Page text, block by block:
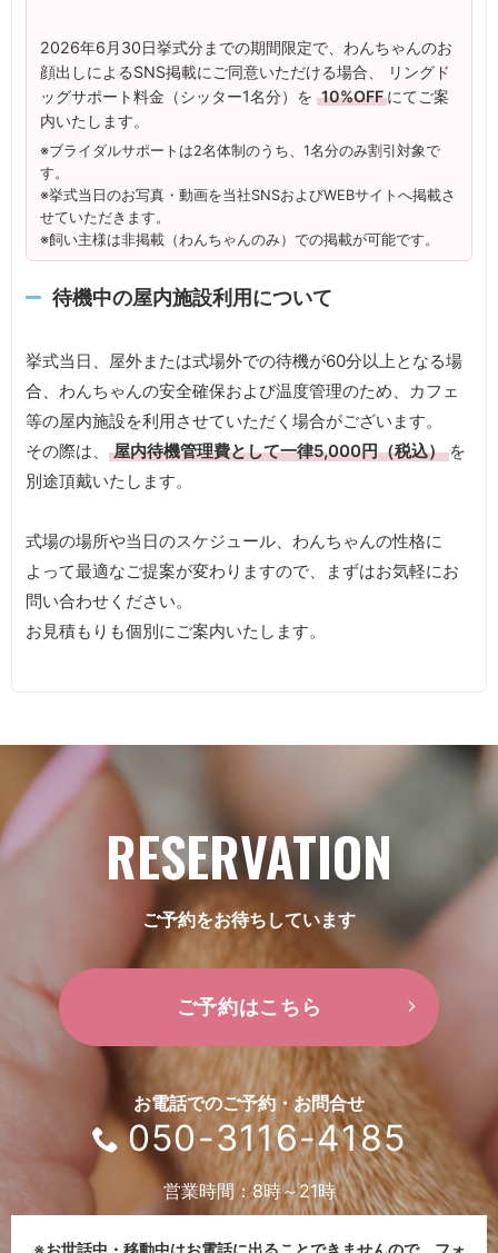
2026年6月30日挙式分までの期間限定で、わんちゃんのお
顔出しによるSNS掲載にご同意いただける場合、 リングド
ッグサポート料金（シッター1名分）を 10%OFF にてご案
内いたします。
※ブライダルサポートは2名体制のうち、1名分のみ割引対象で
す。
※挙式当日のお写真・動画を当社SNSおよびWEBサイトへ掲載さ
せていただきます。
※飼い主様は非掲載（わんちゃんのみ）での掲載が可能です。
待機中の屋内施設利用について
挙式当日、屋外または式場外での待機が60分以上となる場
合、わんちゃんの安全確保および温度管理のため、カフェ
等の屋内施設を利用させていただく場合がございます。
その際は、
屋内待機管理費として一律5,000円（税込）を
別途頂戴いたします。
式場の場所や当日のスケジュール、わんちゃんの性格に
よって最適なご提案が変わりますので、まずはお気軽にお
問い合わせください。
お見積もりも個別にご案内いたします。
RESERVATION
ご予約をお待ちしています
ご予約はこちら
お電話でのご予約・お問合せ
050-3116-4185
営業時間：8時～21時
※お世話中・移動中はお電話に出ることできませんので、 フォ